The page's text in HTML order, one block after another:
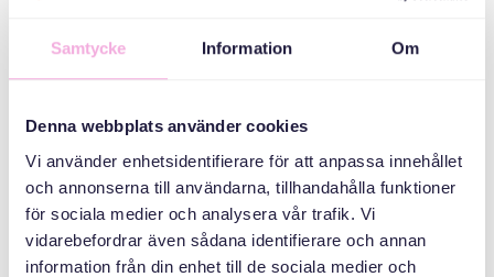
Samtycke Information Om
Denna webbplats använder cookies
Vi använder enhetsidentifierare för att anpassa innehållet
och annonserna till användarna, tillhandahålla funktioner
för sociala medier och analysera vår trafik. Vi
vidarebefordrar även sådana identifierare och annan
information från din enhet till de sociala medier och
ОРГАНІЗАТОР